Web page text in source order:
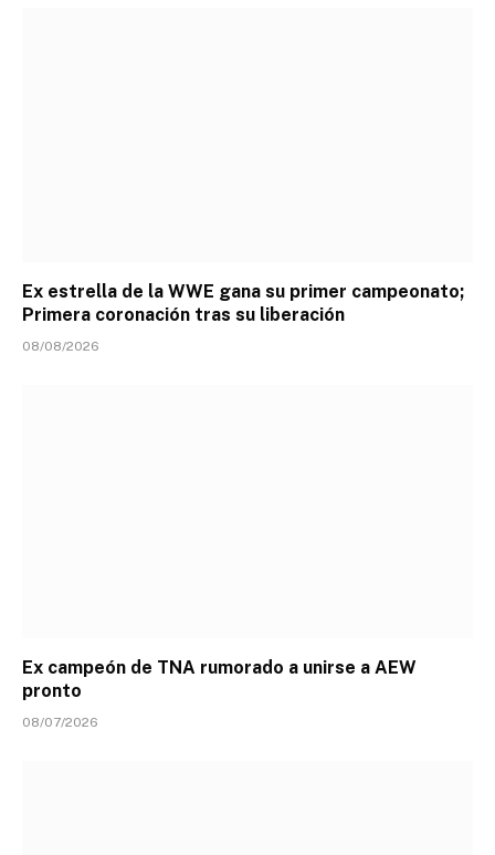
Ex estrella de la WWE gana su primer campeonato;
Primera coronación tras su liberación
08/08/2026
Ex campeón de TNA rumorado a unirse a AEW
pronto
08/07/2026